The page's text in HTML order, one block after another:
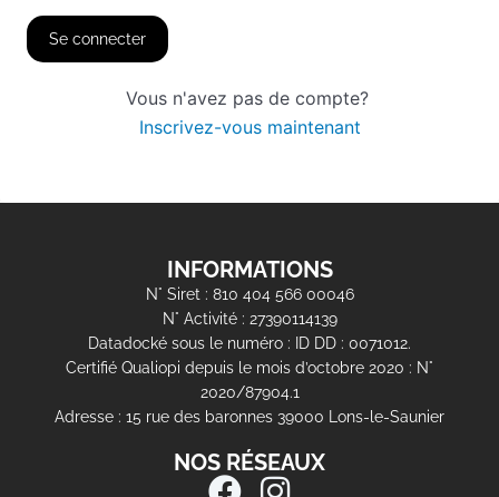
Se connecter
Vous n'avez pas de compte?
Inscrivez-vous maintenant
INFORMATIONS
N° Siret : 810 404 566 00046
N° Activité : 27390114139
Datadocké sous le numéro : ID DD : 0071012.
Certifié Qualiopi depuis le mois d’octobre 2020 : N°
2020/87904.1
Adresse : 15 rue des baronnes 39000 Lons-le-Saunier
NOS RÉSEAUX